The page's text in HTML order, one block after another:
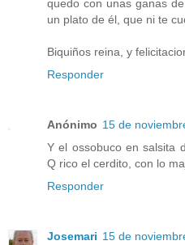
quedo con unas ganas
un plato de él, que ni te
Biquiños reina, y
Responder
Anónimo 15 de
Y el ossobuco en salsita
Q rico el cerdito, con lo
Responder
Josemari 15 de